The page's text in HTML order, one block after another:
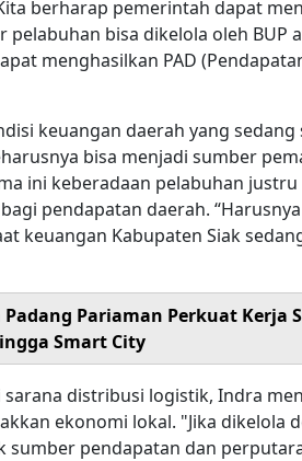
berharap pemerintah dapat
pelabuhan bisa dikelola oleh BUP
menghasilkan PAD
keuangan daerah yang sedang
bisa menjadi sumber
ini keberadaan pelabuhan
pendapatan daerah.
keuangan Kabupaten Siak
Pariaman Perkuat Kerja
Smart City
distribusi logistik, Indra
ekonomi lokal. "Jika dikelola
sumber pendapatan dan